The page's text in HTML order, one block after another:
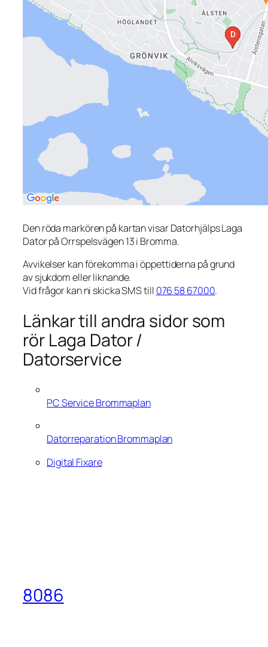
Den röda markören på kartan visar Datorhjälps Laga
Dator på Orrspelsvägen 13 i Bromma.
Avvikelser kan förekomma i öppettiderna på grund
av sjukdom eller liknande.
Vid frågor kan ni skicka SMS till 076 58 67000.
Länkar till andra sidor som
rör Laga Dator /
Datorservice
PC Service Brommaplan
Datorreparation Brommaplan
Digital Fixare
8086